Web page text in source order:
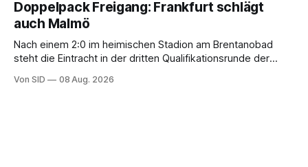
Doppelpack Freigang: Frankfurt schlägt
auch Malmö
Nach einem 2:0 im heimischen Stadion am Brentanobad
steht die Eintracht in der dritten Qualifikationsrunde der
Von SID 08 Aug. 2026